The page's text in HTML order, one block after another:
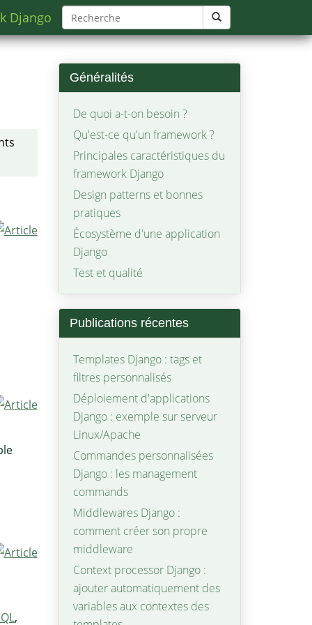
Django
,
Généralités
De quoi a-t-on besoin ?
Qu'est-ce qu'un framework ?
Principales caractéristiques du
framework Django
Design patterns et bonnes
pratiques
Écosystème d'une application
Django
Test et qualité
Publications récentes
Templates Django : tags et
filtres personnalisés
Déploiement d'applications
Django : exemple sur serveur
Linux/Apache
Commandes personnalisées
Django : les management
commands
Middlewares Django :
comment créer son propre
middleware
Context processor Django :
ajouter automatiquement des
variables aux contextes des